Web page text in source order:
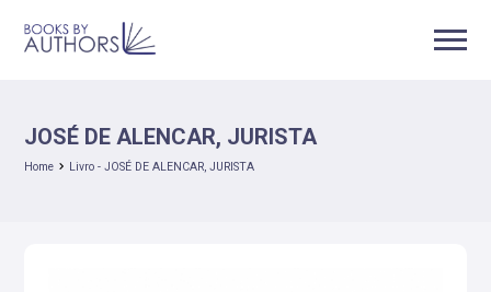
JOSÉ DE ALENCAR, JURISTA
Home Livro - JOSÉ DE ALENCAR, JURISTA